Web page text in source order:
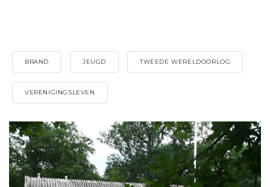
BRAND JEUGD TWEEDE WERELDOORLOG
VERENIGINGSLEVEN